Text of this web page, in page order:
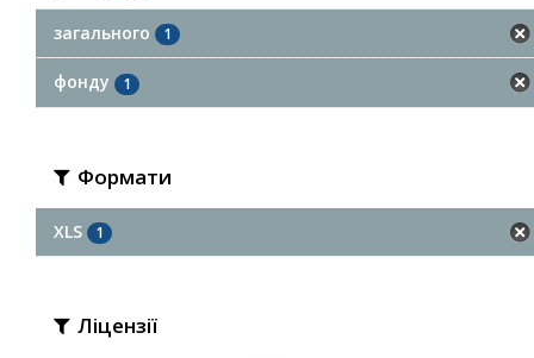
загального 1
фонду 1
Формати
XLS 1
Ліцензії